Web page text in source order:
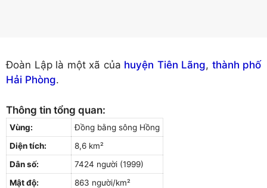
Đoàn Lập là một xã của huyện Tiên Lãng, thành phố
Hải Phòng.
Thông tin tổng quan:
Vùng:
Đồng bằng sông Hồng
Diện tích:
8,6 km²
Dân số:
7424 người (1999)
Mật độ:
863 người/km²